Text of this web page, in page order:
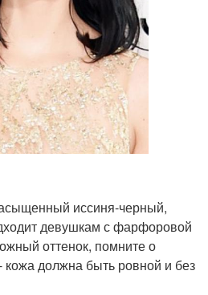
иссиня-черный,
девушкам с фарфоровой
оттенок, помните о
должна быть ровной и без